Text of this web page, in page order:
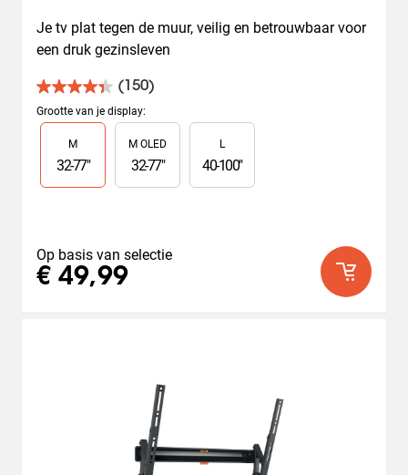
Je tv plat tegen de muur, veilig en betrouwbaar voor
een druk gezinsleven
(150)
4.4
van
de
sterren.
150
Grootte van je display:
Slide 1 of 3
M
32-77"
M OLED
32-77"
L
40-100"
Op basis van selectie
€ 49,99